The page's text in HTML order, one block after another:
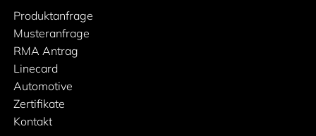
Produktanfrage
Musteranfrage
RMA Antrag
Linecard
Automotive
Zertifikate
Kontakt